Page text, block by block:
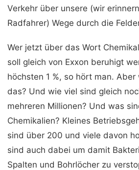
Verkehr über unsere (wir
Radfahrer) Wege durch die
Wer jetzt über das Wort
soll gleich von Exxon beruhigt
höchsten 1 %, so hört man.
das? Und wie viel sind gleich
mehreren Millionen? Und was
Chemikalien? Kleines
sind über 200 und viele davon
sind auch dabei um damit
Spalten und Bohrlöcher zu